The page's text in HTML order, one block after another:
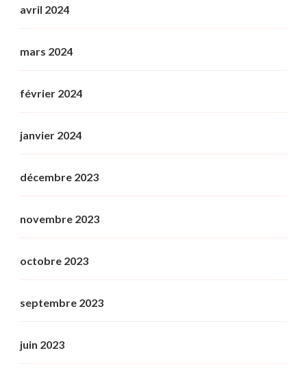
avril 2024
mars 2024
février 2024
janvier 2024
décembre 2023
novembre 2023
octobre 2023
septembre 2023
juin 2023